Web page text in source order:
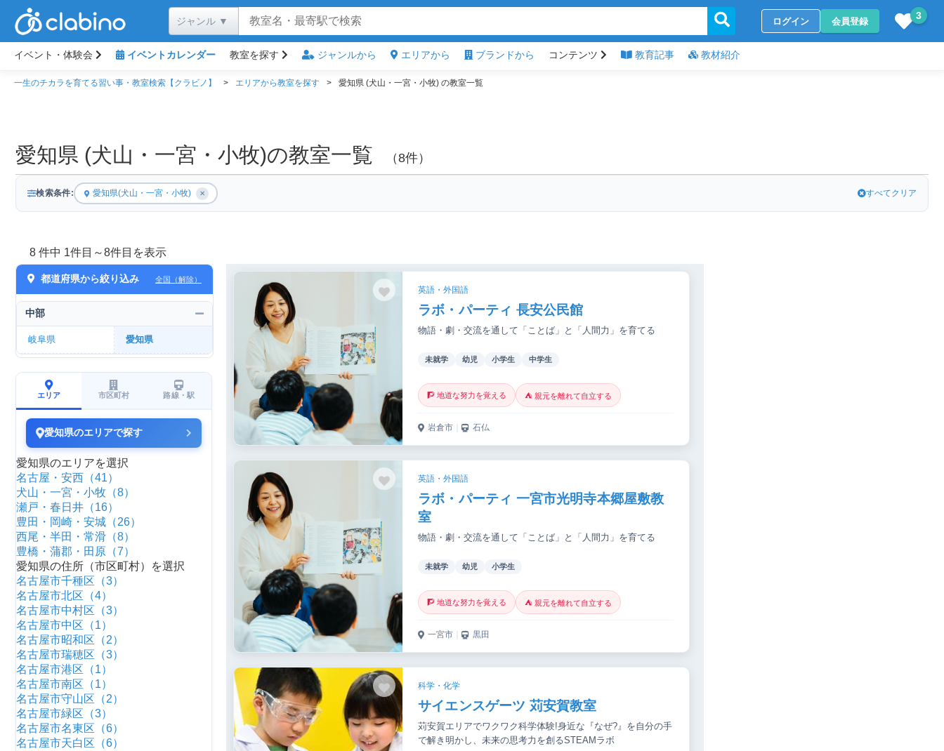
ログイン 会員登録 3
イベント・体験会 イベントカレンダー 教室を探す ジャンルから エリアから ブランドから コンテンツ 教育記事 教材紹介
一生のチカラを育てる習い事・教室検索【クラビノ】 エリアから教室を探す 愛知県 (犬山・一宮・小牧) の教室一覧
愛知県 (犬山・一宮・小牧)の教室一覧 （8件）
検索条件: 愛知県(犬山・一宮・小牧) ✕ すべてクリア
8 件中 1件目～8件目を表示
都道府県から絞り込み 全国（解除）
中部
岐阜県 愛知県
エリア 市区町村 路線・駅
愛知県のエリアで探す
愛知県のエリアを選択
名古屋・安西（41）
犬山・一宮・小牧（8）
瀬戸・春日井（16）
豊田・岡崎・安城（26）
西尾・半田・常滑（8）
豊橋・蒲郡・田原（7）
愛知県の住所（市区町村）を選択
名古屋市千種区（3）
名古屋市北区（4）
名古屋市中村区（3）
名古屋市中区（1）
名古屋市昭和区（2）
名古屋市瑞穂区（3）
名古屋市港区（1）
名古屋市南区（1）
名古屋市守山区（2）
名古屋市緑区（3）
名古屋市名東区（6）
名古屋市天白区（6）
英語・外国語
ラボ・パーティ 長安公民館
物語・劇・交流を通して「ことば」と「人間力」を育てる
未就学 幼児 小学生 中学生
🧗 地道な努力を覚える ⛺ 親元を離れて自立する
岩倉市 石仏
英語・外国語
ラボ・パーティ 一宮市光明寺本郷屋敷教
室
物語・劇・交流を通して「ことば」と「人間力」を育てる
未就学 幼児 小学生
🧗 地道な努力を覚える ⛺ 親元を離れて自立する
一宮市 黒田
科学・化学
サイエンスゲーツ 苅安賀教室
苅安賀エリアでワクワク科学体験!身近な『なぜ?』を自分の手
で解き明かし、未来の思考力を創るSTEAMラボ